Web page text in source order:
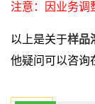
注意：因业务调
以上是关于样品
他疑问可以咨询